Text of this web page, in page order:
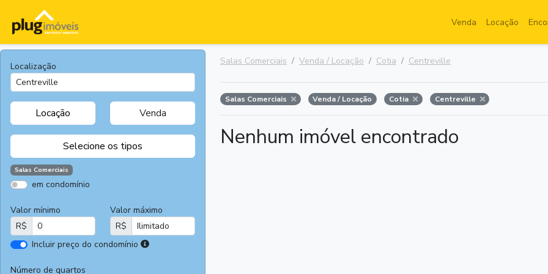
Venda Locação
Localização
Locação Venda
Selecione os tipos
Casas
Casas
Comerciais
Salas
Chácaras e
Salas Comerciais
em condomínio
Valor mínimo
R$
Valor máximo
R$
Incluir preço do condomínio
I
Número de quartos
Salas Comerciais Venda / Locação Cotia Centreville
Salas Comerciais Venda / Locação Cotia Centreville
Nenhum imóvel encontrado